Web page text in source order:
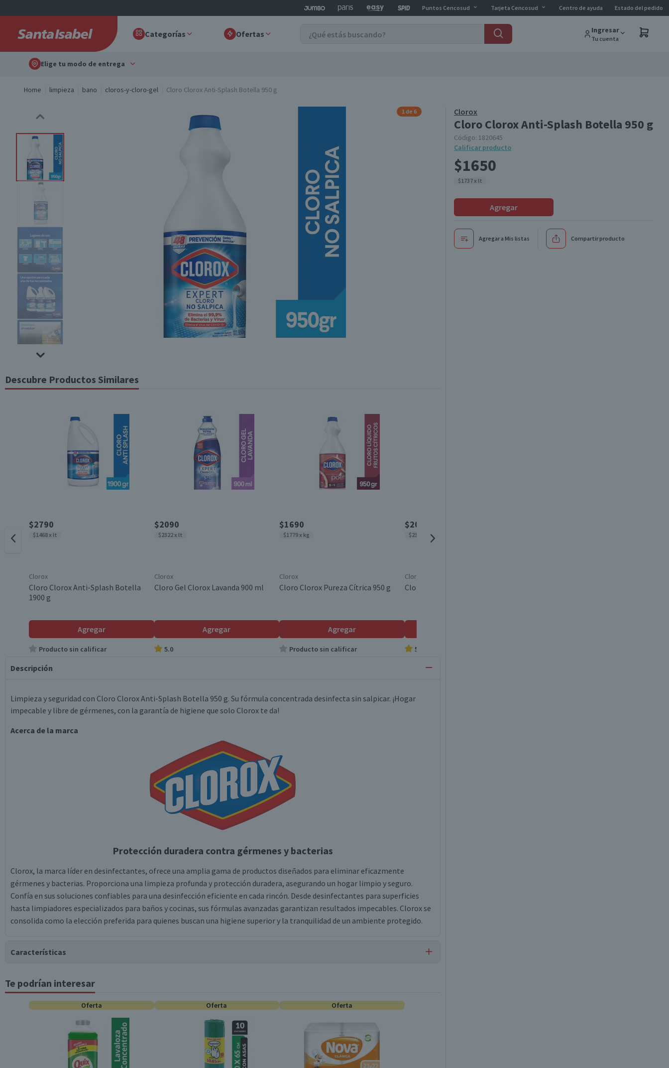
Puntos Cencosud Tarjeta Cencosud Centro de ayuda Estado del pedido
Categorías Ofertas Ingresar
Tu cuenta
Elige tu modo de entrega
Home limpieza bano cloros-y-cloro-gel Cloro Clorox Anti-Splash Botella 950 g
Clorox
Cloro Clorox Anti-Splash Botella 950 g
Código: 1820645
Calificar producto
$1650
$1737 x lt
Agregar
Agregar a Mis listas Compartir producto
1 de 6
Descubre Productos Similares
$2790
$1468 x lt
Clorox
Cloro Clorox Anti-Splash Botella
1900 g
Agregar
Producto sin calificar
$2090
$2322 x lt
Clorox
Cloro Gel Clorox Lavanda 900 ml
Agregar
5.0
$1690
$1779 x kg
Clorox
Cloro Clorox Pureza Cítrica 950 g
Agregar
Producto sin calificar
$2090
$2322 x lt
Clorox
Cloro Gel Clorox Menta 900 ml
5.0
Descripción
Limpieza y seguridad con Cloro Clorox Anti-Splash Botella 950 g. Su fórmula concentrada desinfecta sin salpicar. ¡Hogar
impecable y libre de gérmenes, con la garantía de higiene que solo Clorox te da!
Acerca de la marca
Protección duradera contra gérmenes y bacterias
Clorox, la marca líder en desinfectantes, ofrece una amplia gama de productos diseñados para eliminar eficazmente
gérmenes y bacterias. Proporciona una limpieza profunda y protección duradera, asegurando un hogar limpio y seguro.
Confía en sus soluciones confiables para una desinfección eficiente en cada rincón. Desde desinfectantes para superficies
hasta limpiadores especializados para baños y cocinas, sus fórmulas avanzadas garantizan resultados impecables. Clorox se
consolida como la elección preferida para quienes buscan una higiene superior y la tranquilidad de un ambiente protegido.
Características
Tipo de Producto
950 g
Líquido
Te podrían interesar
Oferta Oferta Oferta